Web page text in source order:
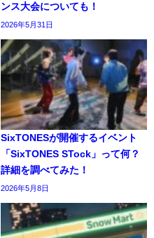
ンス大会についても！
2026年5月31日
SixTONESが開催するイベント
「SixTONES STock」って何？
詳細を調べてみた！
2026年5月8日